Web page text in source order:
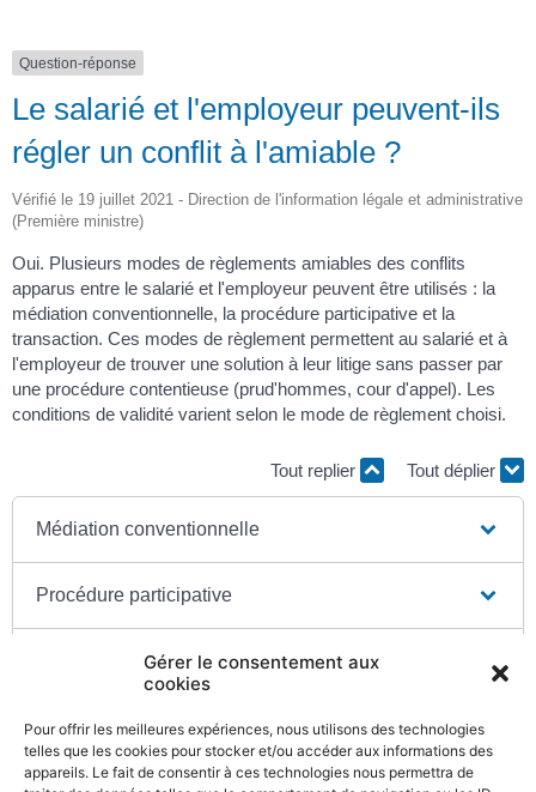
Gérer le consentement aux
cookies
Pour offrir les meilleures expériences, nous utilisons des technologies
telles que les cookies pour stocker et/ou accéder aux informations des
appareils. Le fait de consentir à ces technologies nous permettra de
Question-réponse
Le salarié et l'employeur peuvent-ils
régler un conflit à l'amiable ?
Vérifié le 19 juillet 2021 - Direction de l'information légale et administrative
(Première ministre)
Oui. Plusieurs modes de règlements amiables des conflits
apparus entre le salarié et l'employeur peuvent être utilisés : la
médiation conventionnelle, la procédure participative et la
transaction. Ces modes de règlement permettent au salarié et à
l'employeur de trouver une solution à leur litige sans passer par
une procédure contentieuse (prud'hommes, cour d'appel). Les
conditions de validité varient selon le mode de règlement choisi.
Tout replier Tout déplier
Médiation conventionnelle
Procédure participative